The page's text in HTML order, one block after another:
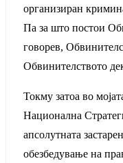
организиран
Па за што постои
говорев,
Обвинителството
Токму затоа во
Национална
апсолутната
обезбедување на